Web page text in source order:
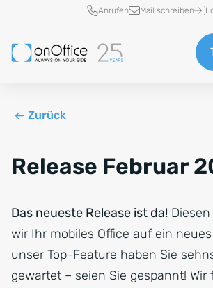
Schnellzugriff
Anrufen Mail schreiben
Zurück
Release Februar
Das neueste Release ist da!
wir Ihr mobiles Office auf ein
unser Top-Feature haben Sie
gewartet – seien Sie gespannt! Wir